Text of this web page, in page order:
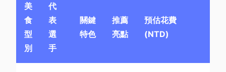
美
食
型
別
代
表
選
手
關鍵
特色
推薦
亮點
預估花費
(NTD)